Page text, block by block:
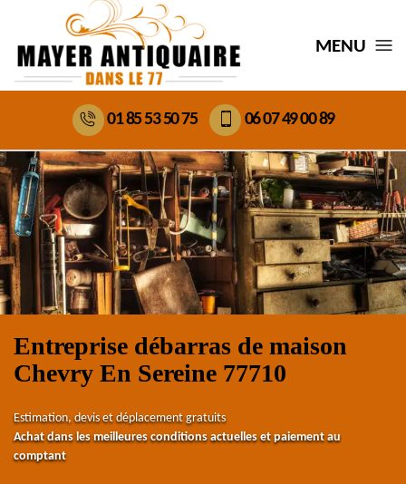
MENU
01 85 53 50 75 06 07 49 00 89
Entreprise débarras de maison
Chevry En Sereine 77710
Estimation, devis et déplacement gratuits
Achat dans les meilleures conditions actuelles et paiement au
comptant